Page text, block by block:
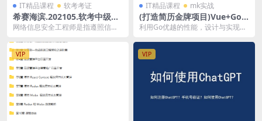
IT精品课程 软考考证
希赛海滨.202105.软考中级信
息安全工程师 | 完结
网络信息安全工程师是指遵照信息
客入侵并进行分析和防...
IT精品课程 mk实战
(打造简历金牌项目)Vue+Go
开发企业级微服务网关项目 |
利用Go优越的性能，设计与实现高
赖服务技能，打造...
VIP VIP